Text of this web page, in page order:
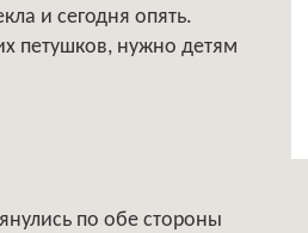
и сегодня опять.
петушков, нужно детям
по обе стороны